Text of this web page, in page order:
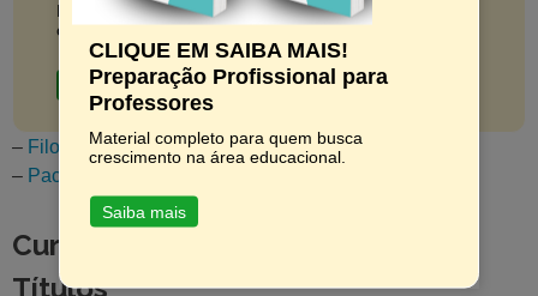
Domine o conhecimento pedagógico e conquiste seus
objetivos.
Saiba mais
– Filosofia – Concursos e Seleções
– Pacote de Atividades
Cursos Gratuitos para Provas de
Títulos
CLIQUE EM SAIBA MAIS!
Preparação Profissional para
Professores
Material completo para quem busca
crescimento na área educacional.
Saiba mais